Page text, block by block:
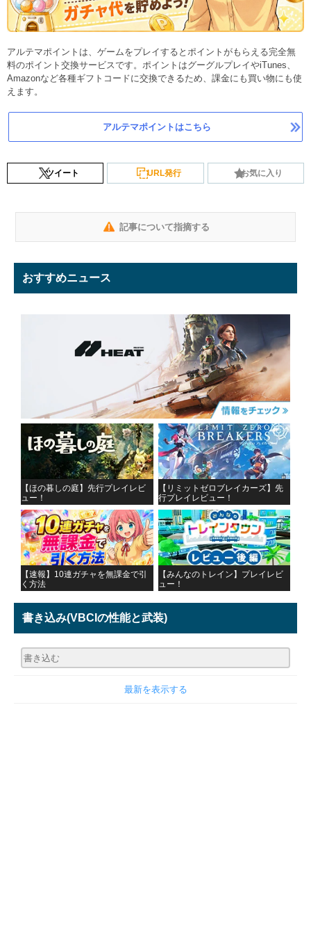
アルテマポイントは、ゲームをプレイするとポイントがもらえる完全無
料のポイント交換サービスです。ポイントはグーグルプレイやiTunes、
Amazonなど各種ギフトコードに交換できるため、課金にも買い物にも使
えます。
アルテマポイントはこちら
ツイート URL発行 お気に入り
記事について指摘する
おすすめニュース
【ほの暮しの庭】先行プレイレビ
ュー！
【リミットゼロブレイカーズ】先
行プレイレビュー！
【速報】10連ガチャを無課金で引
く方法
【みんなのトレイン】プレイレビ
ュー！
書き込み(VBCIの性能と武装)
最新を表示する